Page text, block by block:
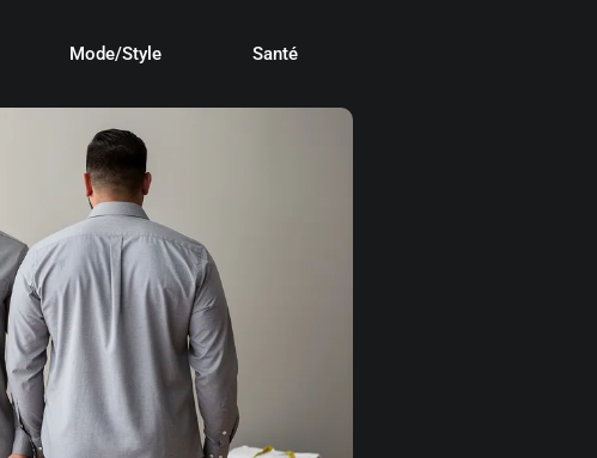
Mode/Style Santé